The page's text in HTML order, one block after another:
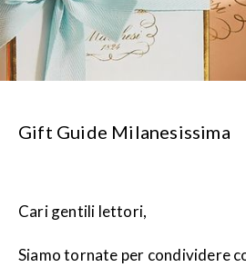
Gift Guide Milanesissima
Cari gentili lettori,
Siamo tornate per condividere